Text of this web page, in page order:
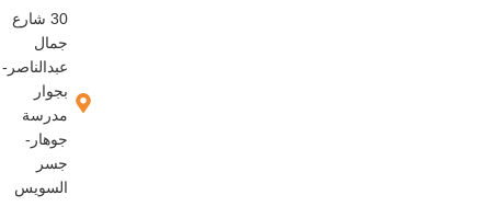
30 شارع
جمال
عبدالناصر-
بجوار
مدرسة
جوهار-
جسر
السويس